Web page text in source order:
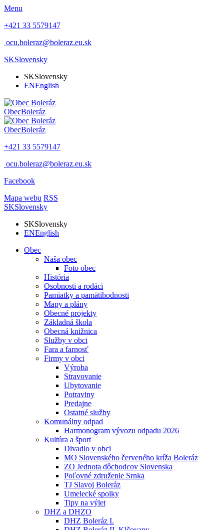
Menu
+421 33 5579147
ocu.boleraz@boleraz.eu.sk
SKSlovensky
SKSlovensky
ENEnglish
ObecBoleráz
ObecBoleráz
+421 33 5579147
ocu.boleraz@boleraz.eu.sk
Facebook
Mapa webu RSS
SKSlovensky
SKSlovensky
ENEnglish
Obec
Naša obec
Foto obec
História
Osobnosti a rodáci
Pamiatky a pamätihodnosti
Mapy a plány
Obecné projekty
Základná škola
Obecná knižnica
Služby v obci
Fara a farnosť
Firmy v obci
Výroba
Stravovanie
Ubytovanie
Potraviny
Predajne
Ostatné služby
Komunálny odpad
Harmonogram vývozu odpadu 2026
Kultúra a šport
Divadlo v obci
MO Slovenského červeného kríža Boleráz
ZO Jednota dôchodcov Slovenska
Poľovné združenie Srnka
TJ Slavoj Boleráz
Umelecké spolky
Tipy na výlet
DHZ a DHZO
DHZ Boleráz I.